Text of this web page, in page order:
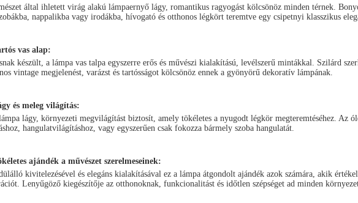
által ihletett virág alakú lámpaernyő lágy, romantikus ragyogást kölcsönöz minden térnek.
nappalikba vagy irodákba, hívogató és otthonos légkört teremtve egy csipetnyi klasszikus
vas alap:
készült, a lámpa vas talpa egyszerre erős és művészi kialakítású, levélszerű mintákkal. Szilárd
vintage megjelenést, varázst és tartósságot kölcsönöz ennek a gyönyörű dekoratív lámpának.
és meleg világítás:
lágy, környezeti megvilágítást biztosít, amely tökéletes a nyugodt légkör megteremtéséhez. Az
hangulatvilágításhoz, vagy egyszerűen csak fokozza bármely szoba hangulatát.
ajándék a művészet szerelmeseinek:
kivitelezésével és elegáns kialakításával ez a lámpa átgondolt ajándék azok számára, akik
Lenyűgöző kiegészítője az otthonoknak, funkcionalitást és időtlen szépséget ad minden